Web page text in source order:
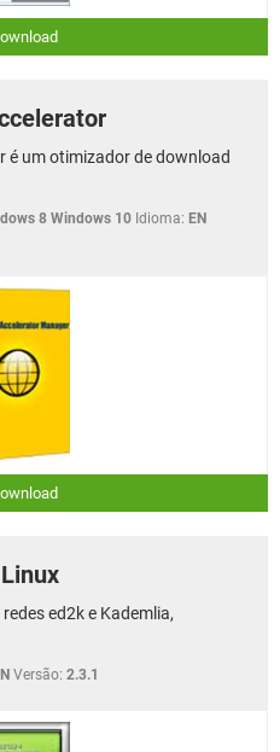
é um otimizador de download
8 Windows 10 Idioma: EN
ed2k e Kademlia,
Versão: 2.3.1